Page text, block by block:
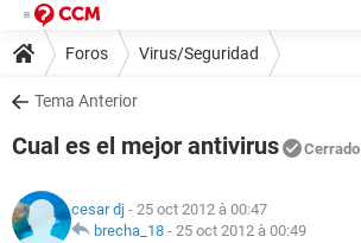
Foros Virus/Seguridad
Tema Anterior
Cual es el mejor antivirus Cerrado
cesar dj - 25 oct 2012 à 00:47
brecha_18 - 25 oct 2012 à 00:49